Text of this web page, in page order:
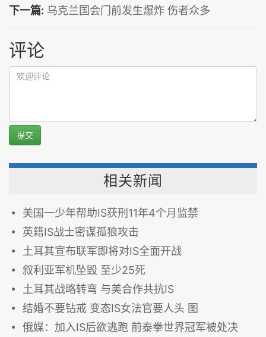
下一篇: 乌克兰国会门前发生爆炸 伤者众多
评论
提交
相关新闻
美国一少年帮助IS获刑11年4个月监禁
英籍IS战士密谋孤狼攻击
土耳其宣布联军即将对IS全面开战
叙利亚军机坠毁 至少25死
土耳其战略转弯 与美合作共抗IS
结婚不要钻戒 变态IS女法官要人头 图
俄媒：加入IS后欲逃跑 前泰拳世界冠军被处决